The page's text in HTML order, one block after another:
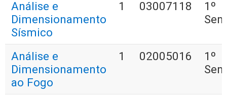
Análise e
Dimensionamento
Sísmico
1 03007118
1º
Análise e
Dimensionamento
ao Fogo
1 02005016
1º